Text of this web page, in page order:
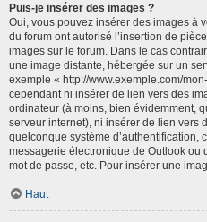
Puis-je insérer des images ?
Oui, vous pouvez insérer des images à
du forum ont autorisé l’insertion de
images sur le forum. Dans le cas
une image distante, hébergée sur un
exemple « http://www.exemple.com/
cependant ni insérer de lien vers des
ordinateur (à moins, bien évidemment,
serveur internet), ni insérer de lien vers
quelconque système d’authentification,
messagerie électronique de Outlook ou
mot de passe, etc. Pour insérer une
Haut